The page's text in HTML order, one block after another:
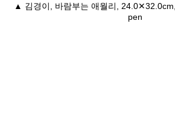
▲ 김경이, 바람부는 애월리,
pen